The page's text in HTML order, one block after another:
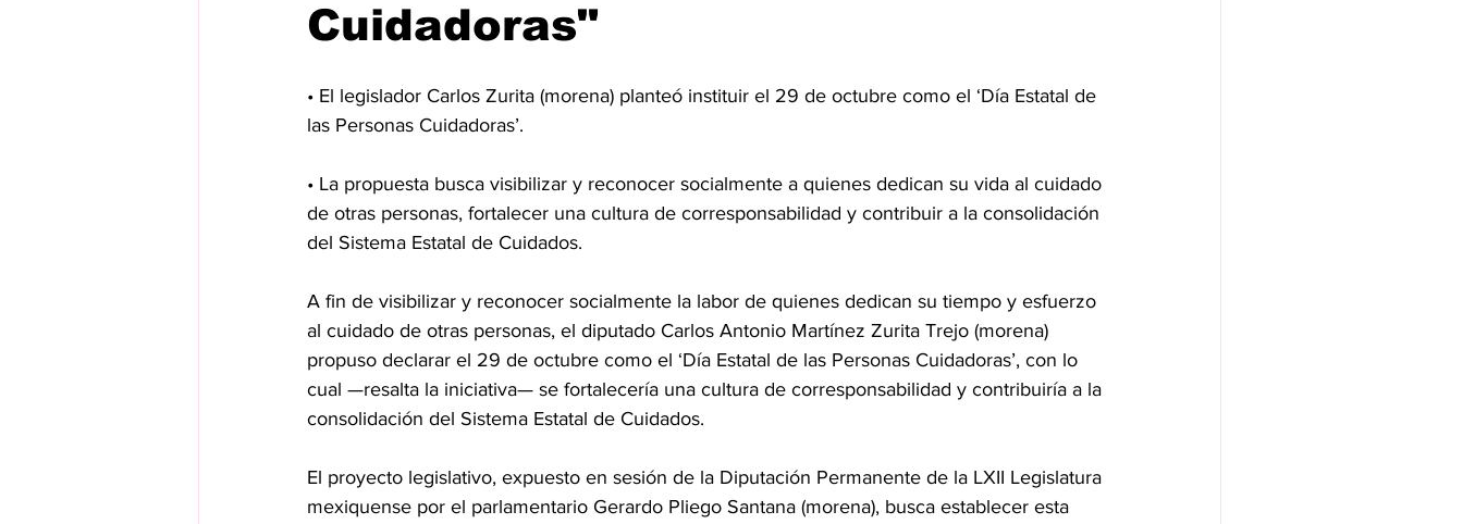
Cuidadoras"
• El legislador Carlos Zurita (morena) planteó instituir el 29 de octubre como el ‘Día Estatal de
las Personas Cuidadoras’.
• La propuesta busca visibilizar y reconocer socialmente a quienes dedican su vida al cuidado
de otras personas, fortalecer una cultura de corresponsabilidad y contribuir a la consolidación
del Sistema Estatal de Cuidados.
A fin de visibilizar y reconocer socialmente la labor de quienes dedican su tiempo y esfuerzo
al cuidado de otras personas, el diputado Carlos Antonio Martínez Zurita Trejo (morena)
propuso declarar el 29 de octubre como el ‘Día Estatal de las Personas Cuidadoras’, con lo
cual —resalta la iniciativa— se fortalecería una cultura de corresponsabilidad y contribuiría a la
consolidación del Sistema Estatal de Cuidados.
El proyecto legislativo, expuesto en sesión de la Diputación Permanente de la LXII Legislatura
mexiquense por el parlamentario Gerardo Pliego Santana (morena), busca establecer esta